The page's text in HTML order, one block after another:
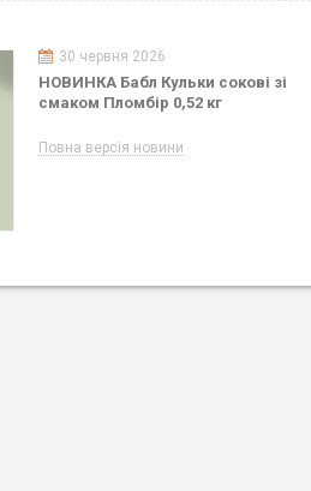
30 червня 2026
НОВИНКА Бабл Кульки сокові зі
смаком Пломбір 0,52 кг
Повна версія новини